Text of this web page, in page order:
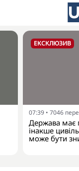
ЕКСКЛЮЗИВ
07:39 • 7046
Держава має
інакше
може бути